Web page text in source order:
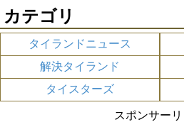
カテゴリ
タイランドニュース
解決タイランド
タイスターズ
スポンサー